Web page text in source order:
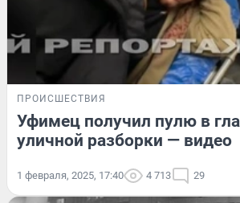
ПРОИСШЕСТВИЯ
Уфимец получил пулю в
уличной разборки — видео
1 февраля, 2025, 17:40 4 713 29